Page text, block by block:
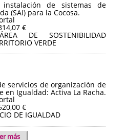
de sistemas de
(SAI) para la Cocosa.
€
ÁREA DE SOSTENIBILIDAD
VERDE
servicios de organización de
en Igualdad: Activa La Racha.
€
DE IGUALDAD
más